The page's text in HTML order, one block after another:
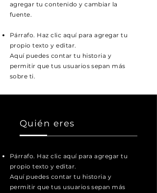
agregar tu contenido y cambiar la
fuente.
Párrafo. Haz clic aquí para agregar tu
propio texto y editar.
Aquí puedes contar tu historia y
permitir que tus usuarios sepan más
sobre ti.
Quién eres
Párrafo. Haz clic aquí para agregar tu
propio texto y editar.
Aquí puedes contar tu historia y
permitir que tus usuarios sepan más